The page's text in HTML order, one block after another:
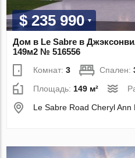
$ 235 990
Дом в Le Sabre в
149м2 № 516556
Комнат:3 Спален:
Площадь:149 м²
Le Sabre Road Cheryl Ann